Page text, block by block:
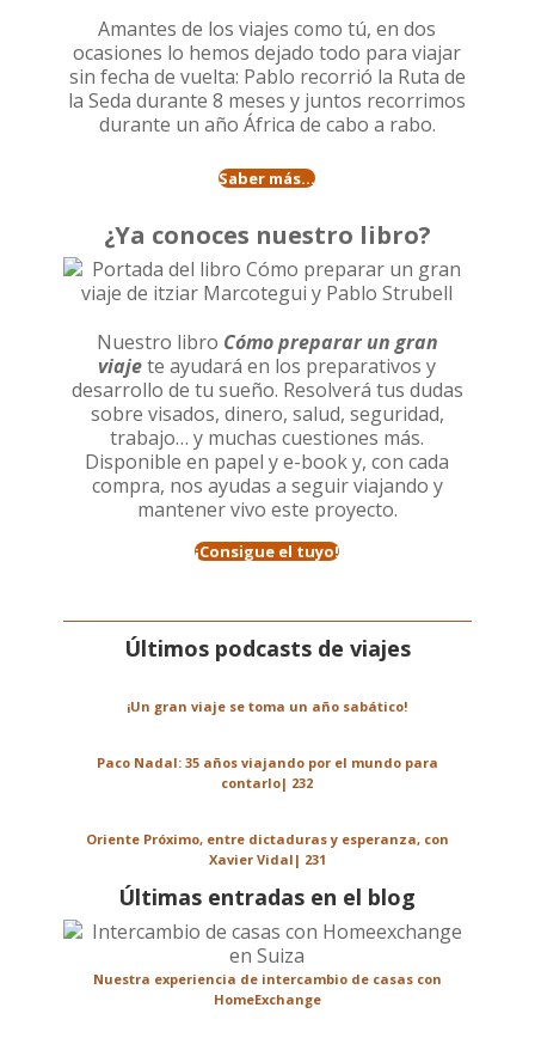
Amantes de los viajes como tú, en dos
ocasiones lo hemos dejado todo para viajar
sin fecha de vuelta: Pablo recorrió la Ruta de
la Seda durante 8 meses y juntos recorrimos
durante un año África de cabo a rabo.
Saber más...
¿Ya conoces nuestro libro?
Nuestro libro Cómo preparar un gran
viajete ayudará en los preparativos y
desarrollo de tu sueño. Resolverá tus dudas
sobre visados, dinero, salud, seguridad,
trabajo… y muchas cuestiones más.
Disponible en papel y e-book y, con cada
compra, nos ayudas a seguir viajando y
mantener vivo este proyecto.
¡Consigue el tuyo!
Últimos podcasts de viajes
¡Un gran viaje se toma un año sabático!
Paco Nadal: 35 años viajando por el mundo para
contarlo| 232
Oriente Próximo, entre dictaduras y esperanza, con
Xavier Vidal| 231
Últimas entradas en el blog
Nuestra experiencia de intercambio de casas con
HomeExchange